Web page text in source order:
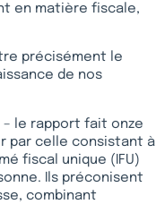
en matière fiscale,
précisément le
de nos
– le rapport fait onze
par celle consistant à
fiscal unique (IFU)
Ils préconisent
combinant